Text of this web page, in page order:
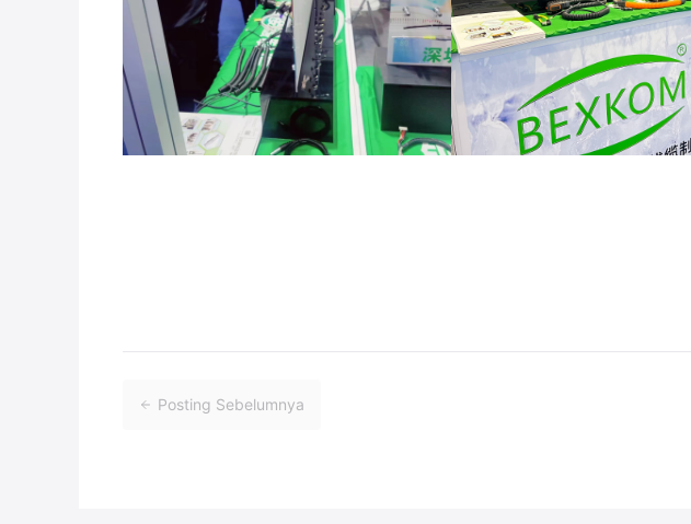
Posting Sebelumnya